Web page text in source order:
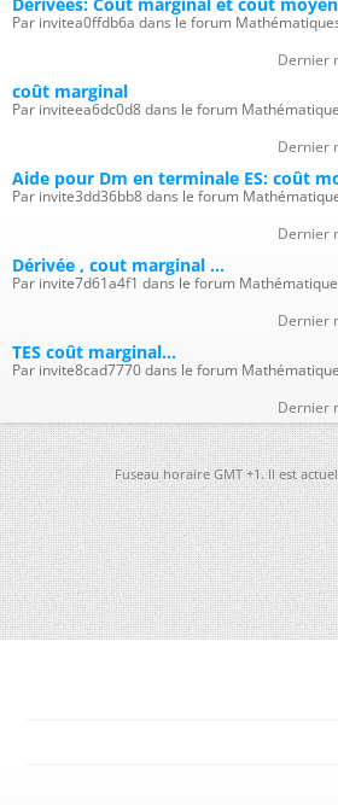
Par invitea0ffdb6a dans le forum
Dernier
coût marginal
Par inviteea6dc0d8 dans le forum
Dernier
Aide pour Dm en terminale ES: coût
Par invite3dd36bb8 dans le forum
Dernier
Dérivée , cout marginal ...
Par invite7d61a4f1 dans le forum
Dernier
TES coût marginal...
Par invite8cad7770 dans le forum
Dernier
Fuseau horaire GMT +1. Il est